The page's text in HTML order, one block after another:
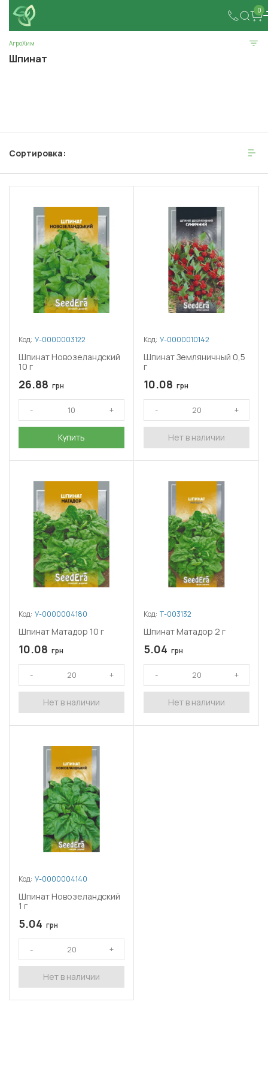
0
АгроХим
Шпинат
Сортировка:
Код: У-0000003122
Шпинат Новозеландский
10 г
26.88 грн
Купить
Код: У-0000010142
Шпинат Земляничный 0,5
г
10.08 грн
Нет в наличии
Код: У-0000004180
Шпинат Матадор 10 г
10.08 грн
Нет в наличии
Код: Т-003132
Шпинат Матадор 2 г
5.04 грн
Нет в наличии
Код: У-0000004140
Шпинат Новозеландский
1 г
5.04 грн
Нет в наличии